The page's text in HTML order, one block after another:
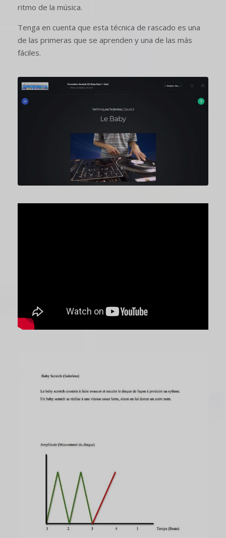
ritmo de la música.
Tenga en cuenta que esta técnica de rascado es una
de las primeras que se aprenden y una de las más
fáciles.